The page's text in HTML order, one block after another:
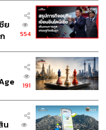
ย
554
191
น